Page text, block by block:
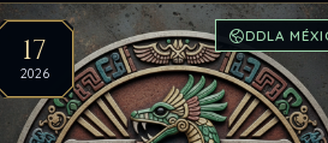
17
2026
DDLA